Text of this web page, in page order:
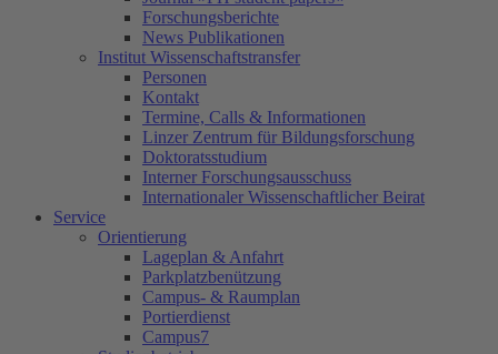
Forschungsberichte
News Publikationen
Institut Wissenschaftstransfer
Personen
Kontakt
Termine, Calls & Informationen
Linzer Zentrum für Bildungsforschung
Doktoratsstudium
Interner Forschungsausschuss
Internationaler Wissenschaftlicher Beirat
Service
Orientierung
Lageplan & Anfahrt
Parkplatzbenützung
Campus- & Raumplan
Portierdienst
Campus7